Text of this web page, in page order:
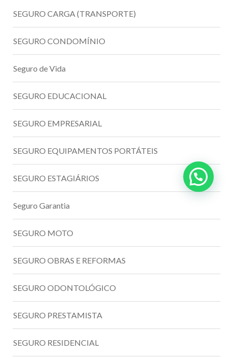
SEGURO CARGA (TRANSPORTE)
SEGURO CONDOMÍNIO
Seguro de Vida
SEGURO EDUCACIONAL
SEGURO EMPRESARIAL
SEGURO EQUIPAMENTOS PORTÁTEIS
SEGURO ESTAGIÁRIOS
Seguro Garantia
SEGURO MOTO
SEGURO OBRAS E REFORMAS
SEGURO ODONTOLÓGICO
SEGURO PRESTAMISTA
SEGURO RESIDENCIAL